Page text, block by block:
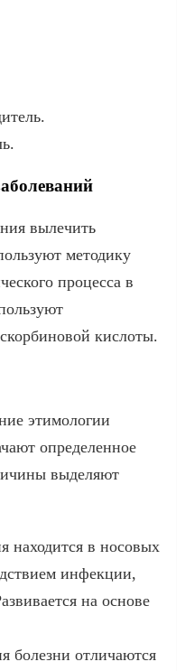
вылечить
методику
процесса в
кислоты.
этимологии
определенное
выделяют
находится в носовых
инфекции,
на основе
болезни отличаются